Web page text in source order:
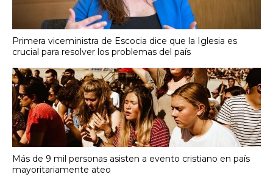
Primera viceministra de Escocia dice que la Iglesia es
crucial para resolver los problemas del país
Más de 9 mil personas asisten a evento cristiano en país
mayoritariamente ateo